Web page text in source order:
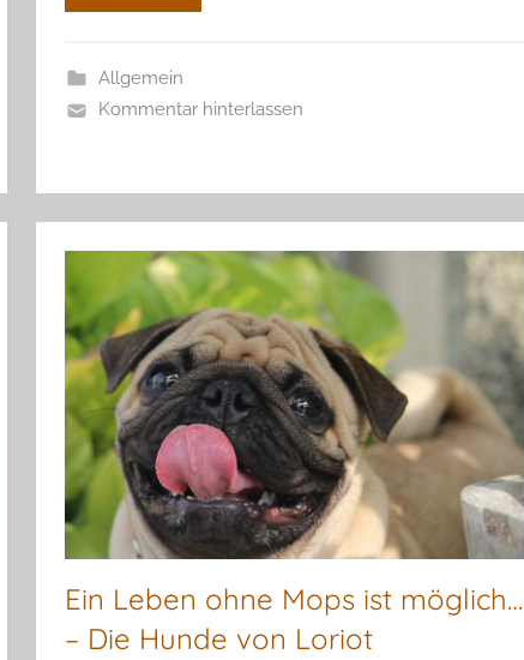
Allgemein
Kommentar hinterlassen
Ein Leben ohne Mops ist möglich…
– Die Hunde von Loriot